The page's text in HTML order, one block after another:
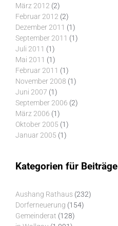
März 2012 (2)
Februar 2012 (2)
Dezember 2011 (1)
September 2011 (1)
Juli 2011 (1)
Mai 2011 (1)
Februar 2011 (1)
November 2008 (1)
Juni 2007 (1)
September 2006 (2)
März 2006 (1)
Oktober 2005 (1)
Januar 2005 (1)
Kategorien für Beiträge
Aushang Rathaus (232)
Dorferneuerung (154)
Gemeinderat (128)